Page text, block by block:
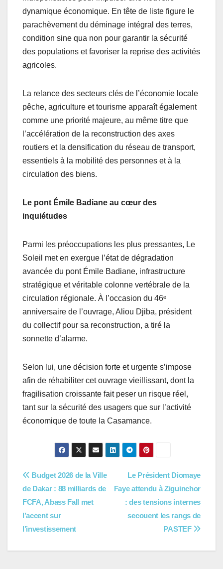
dynamique économique. En tête de liste figure le
parachèvement du déminage intégral des terres,
condition sine qua non pour garantir la sécurité
des populations et favoriser la reprise des activités
agricoles.
La relance des secteurs clés de l’économie locale
pêche, agriculture et tourisme apparaît également
comme une priorité majeure, au même titre que
l’accélération de la reconstruction des axes
routiers et la densification du réseau de transport,
essentiels à la mobilité des personnes et à la
circulation des biens.
Le pont Émile Badiane au cœur des
inquiétudes
Parmi les préoccupations les plus pressantes, Le
Soleil met en exergue l’état de dégradation
avancée du pont Émile Badiane, infrastructure
stratégique et véritable colonne vertébrale de la
circulation régionale. À l’occasion du 46ᵉ
anniversaire de l’ouvrage, Aliou Djiba, président
du collectif pour sa reconstruction, a tiré la
sonnette d’alarme.
Selon lui, une décision forte et urgente s’impose
afin de réhabiliter cet ouvrage vieillissant, dont la
fragilisation croissante fait peser un risque réel,
tant sur la sécurité des usagers que sur l’activité
économique de toute la Casamance.
Navigation
de
l’article
Le Président Diomaye
Faye attendu à Ziguinchor
: des tensions internes
secouent les rangs de
PASTEF
Budget 2026 de la Ville
de Dakar : 88 milliards de
FCFA, Abass Fall met
l’accent sur
l’investissement